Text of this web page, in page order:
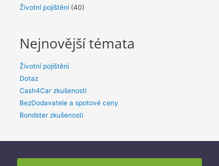
Životní pojištění(40)
Nejnovější témata
Životní pojištění
Dotaz
Cash4Car zkušenosti
BezDodavatele a spotové ceny
Bondster zkušenosti